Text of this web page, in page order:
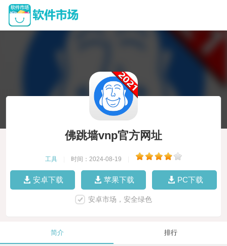
佛跳墙vnp官方网址
工具 时间：2024-08-19
安卓下载 苹果下载 PC下载
安卓市场，安全绿色
简介 排行